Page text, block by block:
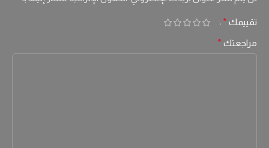
تقييمك *
مراجعتك *